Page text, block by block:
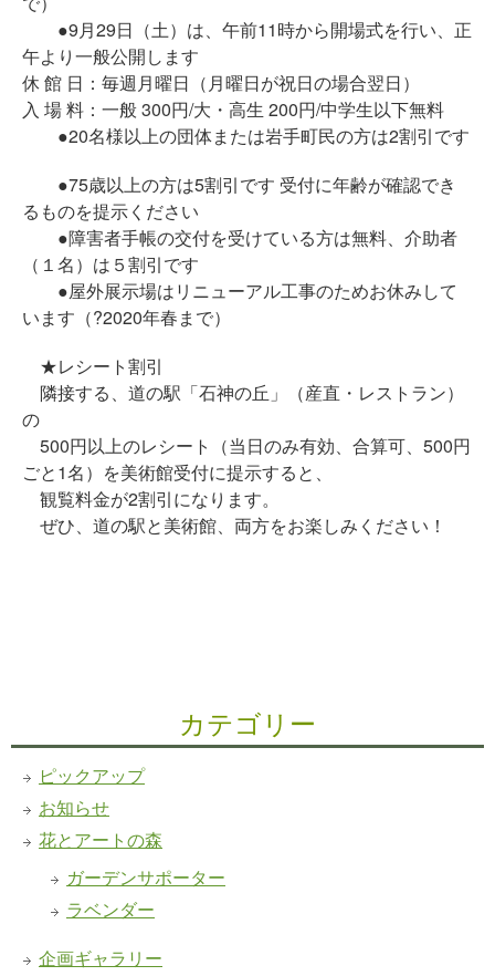
●9月29日（土）は、午前11時から開場式を行い、正
午より一般公開します
休 館 日：毎週月曜日（月曜日が祝日の場合翌日）
入 場 料：一般 300円/大・高生 200円/中学生以下無料
●20名様以上の団体または岩手町民の方は2割引です
●75歳以上の方は5割引です 受付に年齢が確認でき
るものを提示ください
●障害者手帳の交付を受けている方は無料、介助者
（１名）は５割引です
●屋外展示場はリニューアル工事のためお休みして
います（?2020年春まで）
★レシート割引
隣接する、道の駅「石神の丘」（産直・レストラン）
の
500円以上のレシート（当日のみ有効、合算可、500円
ごと1名）を美術館受付に提示すると、
観覧料金が2割引になります。
ぜひ、道の駅と美術館、両方をお楽しみください！
カテゴリー
ピックアップ
お知らせ
花とアートの森
ガーデンサポーター
ラベンダー
企画ギャラリー